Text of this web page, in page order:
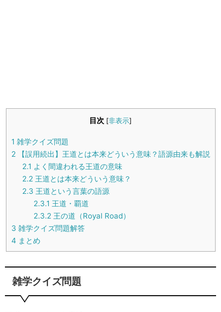
目次 [非表示]
1 雑学クイズ問題
2 【誤用続出】王道とは本来どういう意味？語源由来も解説
2.1 よく間違われる王道の意味
2.2 王道とは本来どういう意味？
2.3 王道という言葉の語源
2.3.1 王道・覇道
2.3.2 王の道（Royal Road）
3 雑学クイズ問題解答
4 まとめ
雑学クイズ問題